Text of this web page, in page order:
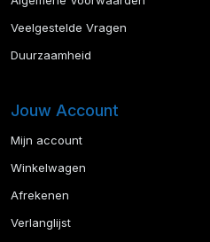
Veelgestelde Vragen
Duurzaamheid
Jouw Account
Mijn account
Winkelwagen
Afrekenen
Verlanglijst